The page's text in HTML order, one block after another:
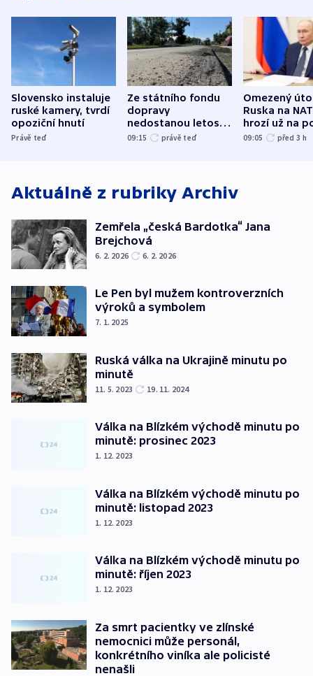
Slovensko instaluje
ruské kamery, tvrdí
opoziční hnutí
Právě teď
Ze státního fondu
dopravy
nedostanou letos
kraje na silnice ani
09:15 právě teď
Omezený
Ruska na
hrozí už na
varují tajné
09:05 před 3 h
Aktuálně z rubriky Archiv
Zemřela „česká Bardotka“ Jana
Brejchová
6. 2. 2026 6. 2. 2026
Le Pen byl mužem kontroverzních
výroků a symbolem
7. 1. 2025
Ruská válka na Ukrajině minutu po
minutě
11. 5. 2023 19. 11. 2024
Válka na Blízkém východě minutu po
minutě: prosinec 2023
1. 12. 2023
Válka na Blízkém východě minutu po
minutě: listopad 2023
1. 12. 2023
Válka na Blízkém východě minutu po
minutě: říjen 2023
1. 12. 2023
Za smrt pacientky ve zlínské
nemocnici může personál,
konkrétního viníka ale policisté
nenašli